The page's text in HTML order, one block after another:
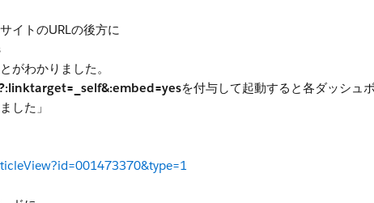
イトのURLの後方に
がわかりました。
を付与して起動すると各ダッシュ
した」